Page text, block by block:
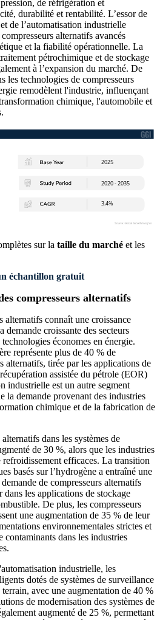
de réfrigération et
durabilité et rentabilité. L’essor de
de l’automatisation industrielle
alternatifs avancés
et la fiabilité opérationnelle. La
pétrochimique et de stockage
à l’expansion du marché. De
les technologies de compresseurs
remodèlent l'industrie, influençant
chimique, l'automobile et
sur la taille du marché et les
échantillon gratuit
compresseurs alternatifs
alternatifs connaît une croissance
croissante des secteurs
économes en énergie.
représente plus de 40 % de
alternatifs, tirée par les applications de
assistée du pétrole (EOR)
industrielle est un autre segment
la demande provenant des industries
chimique et de la fabrication de
dans les systèmes de
de 30 %, alors que les industries
refroidissement efficaces. La transition
basés sur l’hydrogène a entraîné une
de compresseurs alternatifs
les applications de stockage
De plus, les compresseurs
une augmentation de 35 % de leur
environnementales strictes et
contaminants dans les industries
industrielle, les
dotés de systèmes de surveillance
avec une augmentation de 40 %
de modernisation des systèmes de
augmenté de 25 %, permettant